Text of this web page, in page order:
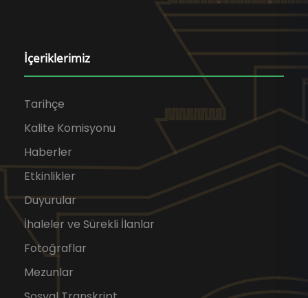
İçeriklerimiz
Tarihçe
Kalite Komisyonu
Haberler
Etkinlikler
Duyurular
İhaleler ve Sürekli İlanlar
Fotoğraflar
Mezunlar